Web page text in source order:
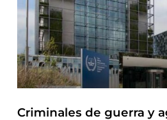
Criminales de guerra y